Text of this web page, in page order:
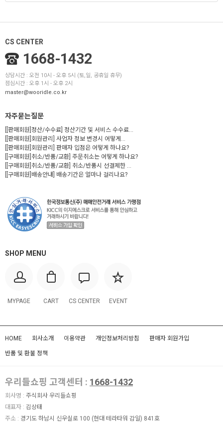
CS CENTER
1668-1432
상담시간 : 오전 10시 - 오후 5시 (토,일, 공휴일 휴무)
점심시간 : 오후 1시 - 오후 2시
master@wooridle.co.kr
자주묻는질문
[[판매회원]정산/수수료] 정산기간 및 서비스 수수료...
[[판매회원]회원관리] 사업자 정보 변경시 어떻게...
[[판매회원]회원관리] 판매자 입점은 어떻게 하나요?
[[구매회원]취소/반품/교환] 주문취소는 어떻게 하나요?
[[구매회원]취소/반품/교환] 취소/반품시 선결제한 ...
[[구매회원]배송안내] 배송기간은 얼마나 걸리나요?
SHOP MENU
MYPAGE CART CS CENTER EVENT
HOME 회사소개 이용약관 개인정보처리방침 판매자 회원가입
반품 및 환불 정책
우리들쇼핑 고객센터 : 1668-1432
회사명 : 주식회사 우리들쇼핑
대표자 : 김상태
주소 : 경기도 하남시 신우실로 100 (현대 테라타워 감일) 841호